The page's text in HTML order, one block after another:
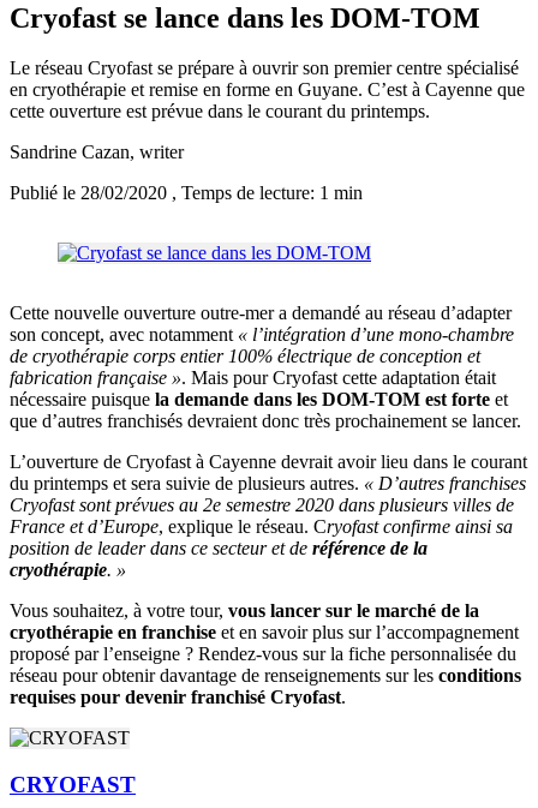
Cryofast se lance dans les DOM-TOM
Le réseau Cryofast se prépare à ouvrir son premier centre spécialisé
en cryothérapie et remise en forme en Guyane. C’est à Cayenne que
cette ouverture est prévue dans le courant du printemps.
Sandrine Cazan, writer
Publié le 28/02/2020 , Temps de lecture: 1 min
Cette nouvelle ouverture outre-mer a demandé au réseau d’adapter
son concept, avec notamment « l’intégration d’une mono-chambre
de cryothérapie corps entier 100% électrique de conception et
fabrication française ». Mais pour Cryofast cette adaptation était
nécessaire puisque la demande dans les DOM-TOM est forte et
que d’autres franchisés devraient donc très prochainement se lancer.
L’ouverture de Cryofast à Cayenne devrait avoir lieu dans le courant
du printemps et sera suivie de plusieurs autres. « D’autres franchises
Cryofast sont prévues au 2e semestre 2020 dans plusieurs villes de
France et d’Europe, explique le réseau. Cryofast confirme ainsi sa
position de leader dans ce secteur et de référence de la
cryothérapie. »
Vous souhaitez, à votre tour, vous lancer sur le marché de la
cryothérapie en franchise et en savoir plus sur l’accompagnement
proposé par l’enseigne ? Rendez-vous sur la fiche personnalisée du
réseau pour obtenir davantage de renseignements sur les conditions
requises pour devenir franchisé Cryofast.
CRYOFAST